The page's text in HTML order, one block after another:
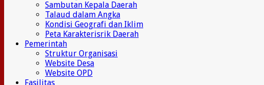
Sambutan Kepala Daerah
Talaud dalam Angka
Kondisi Geografi dan Iklim
Peta Karakterisrik Daerah
Pemerintah
Struktur Organisasi
Website Desa
Website OPD
Fasilitas